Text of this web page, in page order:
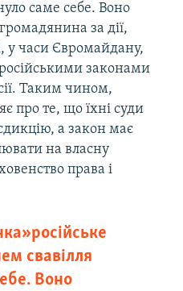
саме себе. Воно
за дії,
у часи Євромайдану,
російськими законами
Таким чином,
про те, що їхні суди
а закон має
на власну
права і
російське
свавілля
Воно